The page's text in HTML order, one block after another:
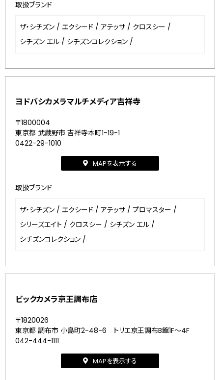
取扱ブランド
ザ・シチズン / エクシード / アテッサ / クロスシー /
シチズン エル / シチズンコレクション /
ヨドバシカメラマルチメディア吉祥寺
〒1800004
東京都 武蔵野市 吉祥寺本町1-19-1
0422-29-1010
MAPを表示する
取扱ブランド
ザ・シチズン / エクシード / アテッサ / プロマスター /
シリーズエイト / クロスシー / シチズン エル /
シチズンコレクション /
ビックカメラ京王調布店
〒1820026
東京都 調布市 小島町2-48-6 トリエ京王調布B館1F～4F
042-444-1111
MAPを表示する